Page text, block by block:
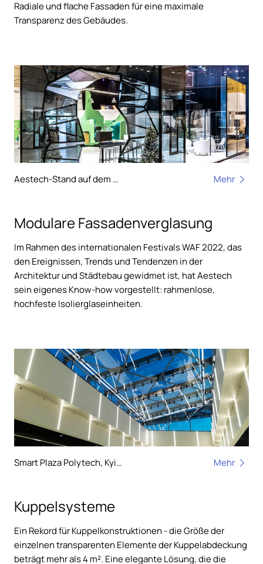
Radiale und flache Fassaden für eine maximale
Transparenz des Gebäudes.
Aestech-Stand auf dem WAF22 Mehr
Modulare Fassadenverglasung
Im Rahmen des internationalen Festivals WAF 2022, das
den Ereignissen, Trends und Tendenzen in der
Architektur und Städtebau gewidmet ist, hat Aestech
sein eigenes Know-how vorgestellt: rahmenlose,
hochfeste Isolierglaseinheiten.
Smart Plaza Polytech, Kyiv, Ukraine Mehr
Kuppelsysteme
Ein Rekord für Kuppelkonstruktionen - die Größe der
einzelnen transparenten Elemente der Kuppelabdeckung
beträgt mehr als 4 m². Eine elegante Lösung, die die